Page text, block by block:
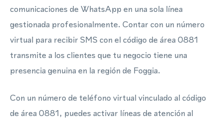
comunicaciones de WhatsApp en una sola línea
gestionada profesionalmente. Contar con un número
virtual para recibir SMS con el código de área 0881
transmite a los clientes que tu negocio tiene una
presencia genuina en la región de Foggia.
Con un número de teléfono virtual vinculado al código
de área 0881, puedes activar líneas de atención al